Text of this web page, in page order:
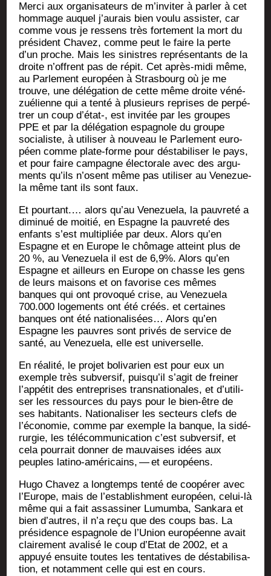
Mer­ci aux orga­ni­sa­teurs de m’in­vi­ter à par­ler à cet
hom­mage auquel j’au­rais bien vou­lu assis­ter, car
comme vous je res­sens très for­te­ment la mort du
pré­sident Cha­vez, comme peut le faire la perte
d’un proche. Mais les sinistres repré­sen­tants de la
droite n’offrent pas de répit. Cet après-midi même,
au Par­le­ment euro­péen à Stras­bourg où je me
trouve, une délé­ga­tion de cette même droite véné­
zué­lienne qui a ten­té à plu­sieurs reprises de per­pé­
trer un coup d’état‑, est invi­tée par les groupes
PPE et par la délé­ga­tion espa­gnole du groupe
socia­liste, à uti­li­ser à nou­veau le Par­le­ment euro­
péen comme plate-forme pour désta­bi­li­ser le pays,
et pour faire cam­pagne élec­to­rale avec des argu­
ments qu’ils n’osent même pas uti­li­ser au Vene­zue­
la même tant ils sont faux.
Et pour­tant.… alors qu’au Vene­zue­la, la pau­vre­té a
dimi­nué de moi­tié, en Espagne la pau­vre­té des
enfants s’est mul­ti­pliée par deux. Alors qu’en
Espagne et en Europe le chô­mage atteint plus de
20 %, au Vene­zue­la il est de 6,9%. Alors qu’en
Espagne et ailleurs en Europe on chasse les gens
de leurs mai­sons et on favo­rise ces mêmes
banques qui ont pro­vo­qué crise, au Vene­zue­la
700.000 loge­ments ont été créés. et cer­taines
banques ont été natio­na­li­sées… Alors qu’en
Espagne les pauvres sont pri­vés de ser­vice de
san­té, au Vene­zue­la, elle est universelle.
En réa­li­té, le pro­jet boli­va­rien est pour eux un
exemple très sub­ver­sif, puis­qu’il s’a­git de frei­ner
l’ap­pé­tit des entre­prises trans­na­tio­nales, et d’u­ti­li­
ser les res­sources du pays pour le bien-être de
ses habi­tants. Natio­na­li­ser les sec­teurs clefs de
l’é­co­no­mie, comme par exemple la banque, la sidé­
rur­gie, les télé­com­mu­ni­ca­tion c’est sub­ver­sif, et
cela pour­rait don­ner de mau­vaises idées aux
peuples lati­no-amé­ri­cains, — et européens.
Hugo Cha­vez a long­temps ten­té de coopé­rer avec
l’Eu­rope, mais de l’es­ta­blish­ment euro­péen, celui-là
même qui a fait assas­si­ner Lumum­ba, San­ka­ra et
bien d’autres, il n’a reçu que des coups bas. La
pré­si­dence espa­gnole de l’U­nion euro­péenne avait
clai­re­ment ava­li­sé le coup d’E­tat de 2002, et a
appuyé ensuite toutes les ten­ta­tives de désta­bi­li­sa­
tion, et notam­ment celle qui est en cours.